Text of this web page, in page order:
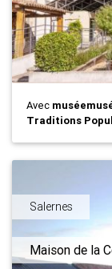
Avec
Traditions
Salernes
Maison de la